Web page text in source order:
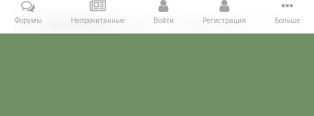
Поделиться Подписчики 0
Форумы Непрочитанные Войти Регистрация Больше